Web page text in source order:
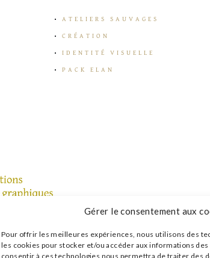
Gérer le consentement aux
Pour offrir les meilleures expériences, nous utilisons des
les cookies pour stocker et/ou accéder aux informations des
consentir à ces technologies nous permettra de traiter des
ATELIERS SAUVAGES
CRÉATION
IDENTITÉ VISUELLE
PACK ELAN